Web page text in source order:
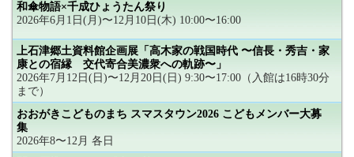
和傘物語×千成ひょうたん祭り
2026年6月1日(月)〜12月10日(木) 10:00〜16:00
上石津郷土資料館企画展「高木家の戦国時代 〜信長・秀吉・家
康との宿縁 交代寄合美濃衆への軌跡〜」
2026年7月12日(日)〜12月20日(日) 9:30〜17:00（入館は16時30分
まで）
おおがきこどものまち スマスタウン2026 こどもメンバー大募
集
2026年8〜12月 各日